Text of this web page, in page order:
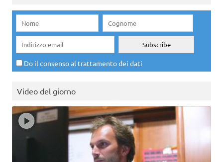
Do il consenso al trattamento dei dati
Video del giorno